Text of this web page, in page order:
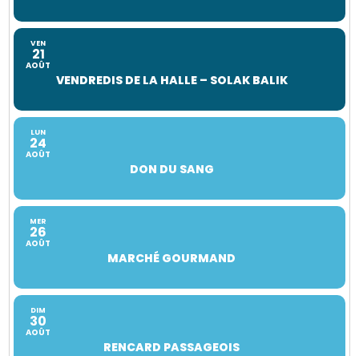
VEN
21
AOÛT
VENDREDIS DE LA HALLE – SOLAK BALIK
LUN
24
AOÛT
DON DU SANG
MER
26
AOÛT
MARCHÉ GOURMAND
DIM
30
AOÛT
RENCARD PASSAGEOIS